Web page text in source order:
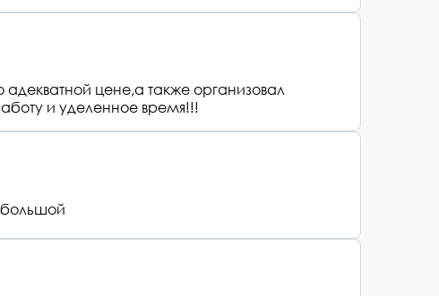
цене,а также организовал
и уделенное время!!!